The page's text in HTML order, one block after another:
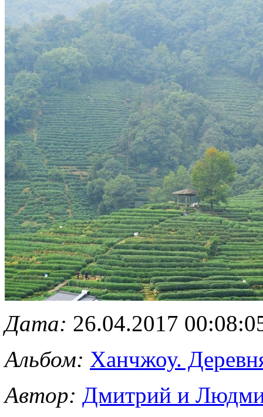
Дата: 26.04.2017
Альбом: Ханчжоу.
Автор: Дмитрий и